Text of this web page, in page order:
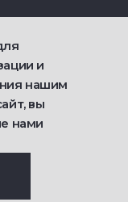
товаров
и
нашим
вы
нами